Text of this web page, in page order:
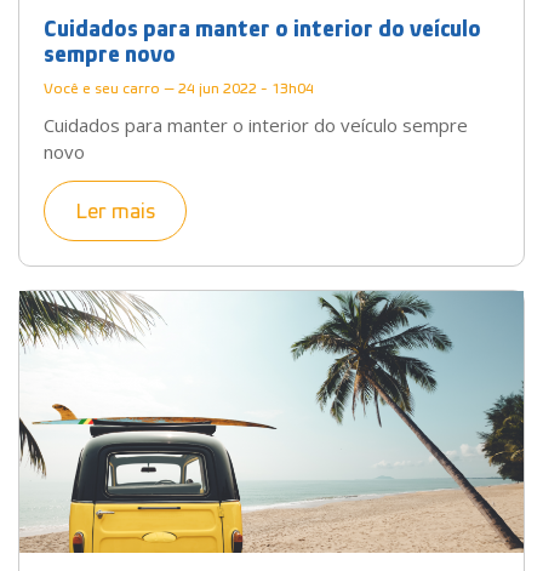
Cuidados para manter o interior do veículo
sempre novo
Você e seu carro — 24 jun 2022 - 13h04
Cuidados para manter o interior do veículo sempre
novo
Ler mais